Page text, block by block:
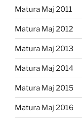
Matura Maj 2011
Matura Maj 2012
Matura Maj 2013
Matura Maj 2014
Matura Maj 2015
Matura Maj 2016